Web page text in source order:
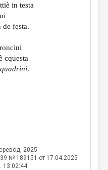
in testa
de festa.
cquesta
.
2025
№ 189151 от 17.04.2025
13:02:44